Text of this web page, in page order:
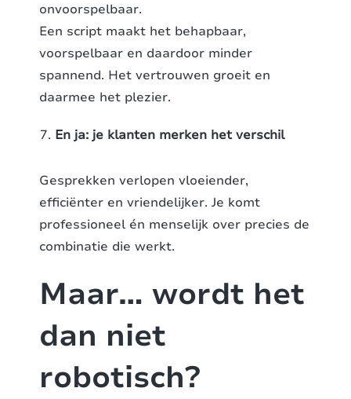
onvoorspelbaar.
Een script maakt het behapbaar,
voorspelbaar en daardoor minder
spannend. Het vertrouwen groeit en
daarmee het plezier.
En ja: je klanten merken het verschil
Gesprekken verlopen vloeiender,
efficiënter en vriendelijker. Je komt
professioneel én menselijk over precies de
combinatie die werkt.
Maar… wordt het
dan niet
robotisch?